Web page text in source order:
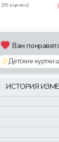
(99 оценок)
Вам
Детские
ИСТОРИЯ